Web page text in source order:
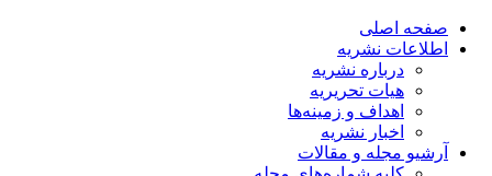
صفحه اصلی
اطلاعات نشریه
درباره نشریه
هیات تحریریه
اهداف و زمینه‌ها
اخبار نشریه
آرشیو مجله و مقالات